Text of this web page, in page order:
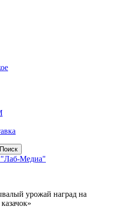
урожай наград на